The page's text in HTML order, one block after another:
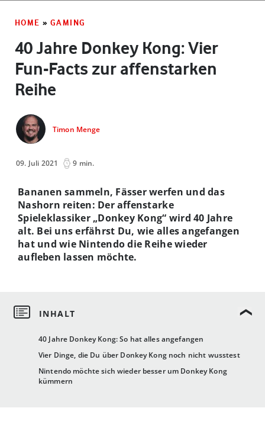
HOME » GAMING
40 Jahre Donkey Kong: Vier
Fun-Facts zur affenstarken
Reihe
Timon Menge
09. Juli 2021 9 min.
40 Jahre Donkey Kong: So hat alles angefangen
Vier Dinge, die Du über Donkey Kong noch nicht wusstest
Nintendo möchte sich wieder besser um Donkey Kong
kümmern
Bananen sammeln, Fässer werfen und das
Nashorn reiten: Der affenstarke
Spieleklassiker „Donkey Kong“ wird 40 Jahre
alt. Bei uns erfährst Du, wie alles angefangen
hat und wie Nintendo die Reihe wieder
aufleben lassen möchte.